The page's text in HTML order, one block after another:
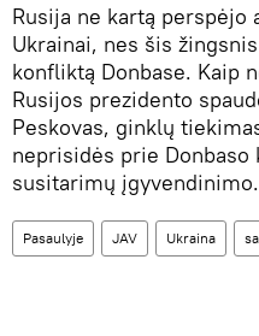
Rusija ne kartą
Ukrainai, nes šis
konfliktą Donbase. Kaip
Rusijos prezidento
Peskovas, ginklų
neprisidės prie
susitarimų įgyvendinimo.
Pasaulyje JAV Ukraina